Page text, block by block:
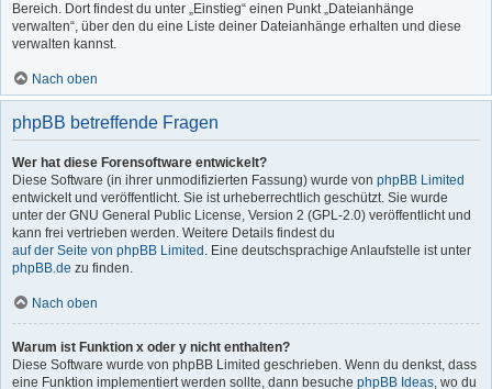
Bereich. Dort findest du unter „Einstieg“ einen Punkt „Dateianhänge
verwalten“, über den du eine Liste deiner Dateianhänge erhalten und diese
verwalten kannst.
Nach oben
phpBB betreffende Fragen
Wer hat diese Forensoftware entwickelt?
Diese Software (in ihrer unmodifizierten Fassung) wurde von phpBB Limited
entwickelt und veröffentlicht. Sie ist urheberrechtlich geschützt. Sie wurde
unter der GNU General Public License, Version 2 (GPL-2.0) veröffentlicht und
kann frei vertrieben werden. Weitere Details findest du
auf der Seite von phpBB Limited . Eine deutschsprachige Anlaufstelle ist unter
phpBB.de zu finden.
Nach oben
Warum ist Funktion x oder y nicht enthalten?
Diese Software wurde von phpBB Limited geschrieben. Wenn du denkst, dass
eine Funktion implementiert werden sollte, dann besuche phpBB Ideas, wo du